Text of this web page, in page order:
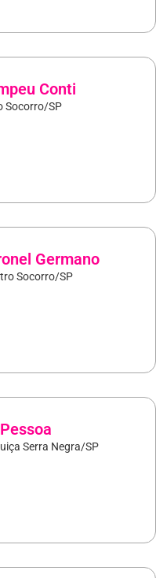
Conti
Socorro/SP
Germano
Socorro/SP
Serra Negra/SP